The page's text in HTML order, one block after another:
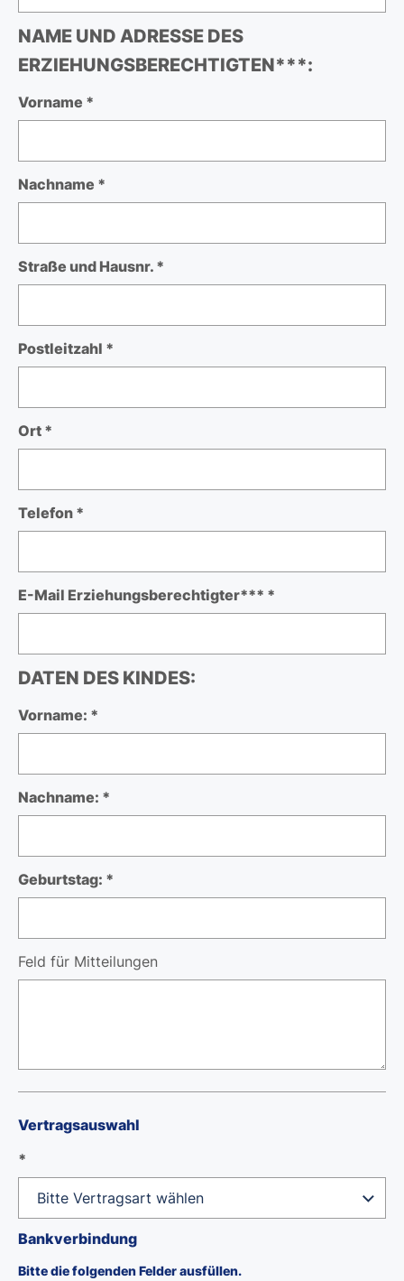
NAME UND ADRESSE DES
ERZIEHUNGSBERECHTIGTEN***:
Vorname *
Nachname *
Straße und Hausnr. *
Postleitzahl *
Ort *
Telefon *
E-Mail Erziehungsberechtigter*** *
DATEN DES KINDES:
Vorname: *
Nachname: *
Geburtstag: *
Feld für Mitteilungen
Vertragsauswahl
*
Bankverbindung
Bitte die folgenden Felder ausfüllen.